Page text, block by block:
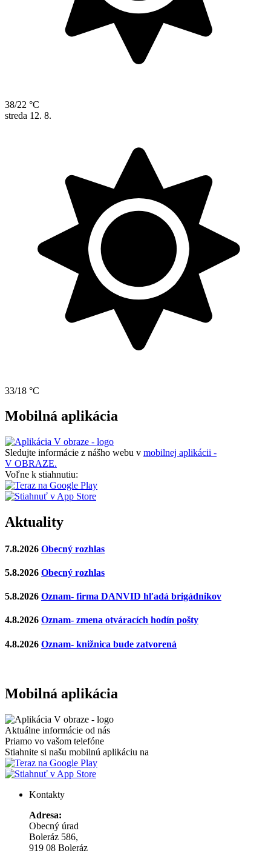
38/22 °C
streda 12. 8.
33/18 °C
Mobilná aplikácia
Sledujte informácie z nášho webu v mobilnej aplikácii -
V OBRAZE.
Voľne k stiahnutiu:
Aktuality
7.8.2026 Obecný rozhlas
5.8.2026 Obecný rozhlas
5.8.2026 Oznam- firma DANVID hľadá brigádnikov
4.8.2026 Oznam- zmena otváracích hodín pošty
4.8.2026 Oznam- knižnica bude zatvorená
Mobilná aplikácia
Aktuálne informácie od nás
Priamo vo vašom telefóne
Stiahnite si našu mobilnú aplikáciu na
Kontakty
Adresa:
Obecný úrad
Boleráz 586,
919 08 Boleráz